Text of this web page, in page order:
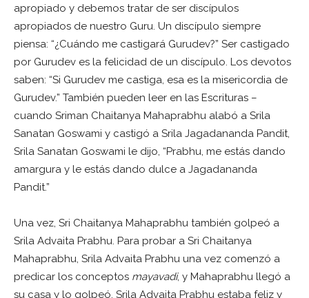
apropiado y debemos tratar de ser discípulos
apropiados de nuestro Guru. Un discípulo siempre
piensa: “¿Cuándo me castigará Gurudev?” Ser castigado
por Gurudev es la felicidad de un discípulo. Los devotos
saben: “Si Gurudev me castiga, esa es la misericordia de
Gurudev.” También pueden leer en las Escrituras –
cuando Sriman Chaitanya Mahaprabhu alabó a Srila
Sanatan Goswami y castigó a Srila Jagadananda Pandit,
Srila Sanatan Goswami le dijo, “Prabhu, me estás dando
amargura y le estás dando dulce a Jagadananda
Pandit.”
Una vez, Sri Chaitanya Mahaprabhu también golpeó a
Srila Advaita Prabhu. Para probar a Sri Chaitanya
Mahaprabhu, Srila Advaita Prabhu una vez comenzó a
predicar los conceptos mayavadi, y Mahaprabhu llegó a
su casa y lo golpeó. Srila Advaita Prabhu estaba feliz y